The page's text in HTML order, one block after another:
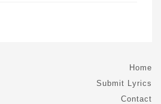
Home
Submit Lyrics
Contact